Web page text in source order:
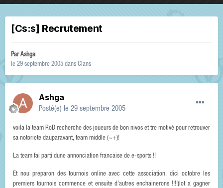
[Cs:s] Recrutement
ParAshga
le 29 septembre 2005 dans Clans
Ashga
Posté(e) le 29 septembre 2005
voila la team RoD recherche des joueurs de bon nivos et tre motivé pour retrouver
sa notoriete dauparavant, team middle (~+)!
La team fai parti dune annonciation francaise de e-sports !!
Et nou preparon des tournois online avec cette association, dici octobre les
premiers tournois commence et ensuite d'autres enchainerons !!!!(lot a gagner